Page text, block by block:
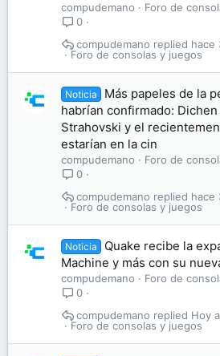
compudemano
Foro de
0
Foro de consolas y juegos
hace
compudemano
Noticia
Más papeles de la
habrían confirmado:
Strahovski y el
estarían en la cin
compudemano
Foro de
0
Foro de consolas y juegos
hace
compudemano
Noticia
Quake recibe la
Machine y más con su
compudemano
Foro de
0
Foro de consolas y juegos
Hoy
compudemano